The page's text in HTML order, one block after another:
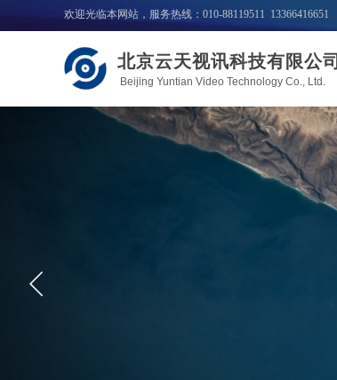
欢迎光临本网站，服务热线：010-88119511 13366416651
北京云天视讯科技有限公司
Beijing Yuntian Video Technology Co., Ltd.